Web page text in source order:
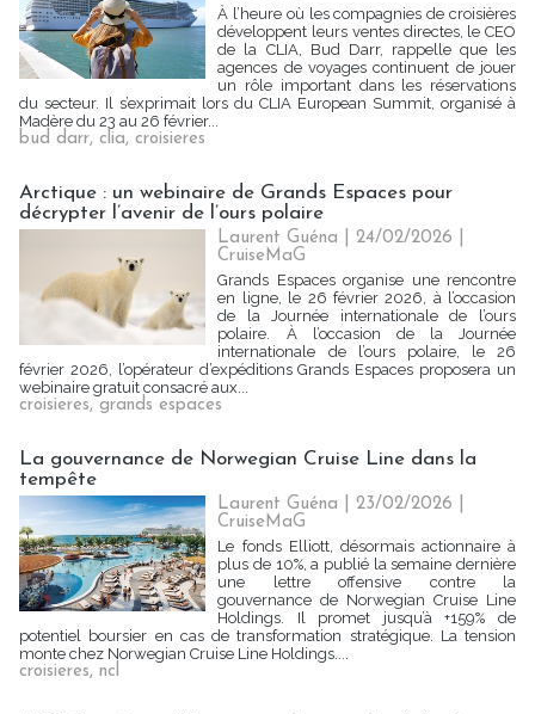
À l’heure où les compagnies de croisières
développent leurs ventes directes, le CEO
de la CLIA, Bud Darr, rappelle que les
agences de voyages continuent de jouer
un rôle important dans les réservations
du secteur. Il s’exprimait lors du CLIA European Summit, organisé à
Madère du 23 au 26 février...
bud darr, clia, croisieres
Arctique : un webinaire de Grands Espaces pour
décrypter l’avenir de l’ours polaire
Laurent Guéna | 24/02/2026
CruiseMaG
Grands Espaces organise une rencontre
en ligne, le 26 février 2026, à l’occasion
de la Journée internationale de l’ours
polaire. À l’occasion de la Journée
internationale de l’ours polaire, le 26
février 2026, l’opérateur d’expéditions Grands Espaces proposera un
webinaire gratuit consacré aux...
croisieres, grands espaces
La gouvernance de Norwegian Cruise Line dans la
tempête
Laurent Guéna | 23/02/2026
CruiseMaG
Le fonds Elliott, désormais actionnaire à
plus de 10%, a publié la semaine dernière
une lettre offensive contre la
gouvernance de Norwegian Cruise Line
Holdings. Il promet jusqu’à +159% de
potentiel boursier en cas de transformation stratégique. La tension
monte chez Norwegian Cruise Line Holdings....
croisieres, ncl